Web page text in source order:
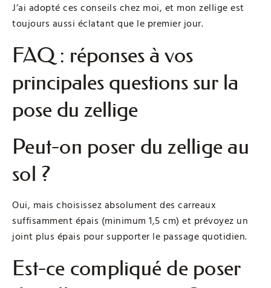
J’ai adopté ces conseils chez moi, et mon zellige est
toujours aussi éclatant que le premier jour.
FAQ : réponses à vos
principales questions sur la
pose du zellige
Peut-on poser du zellige au
sol ?
Oui, mais choisissez absolument des carreaux
suffisamment épais (minimum 1,5 cm) et prévoyez un
joint plus épais pour supporter le passage quotidien.
Est-ce compliqué de poser